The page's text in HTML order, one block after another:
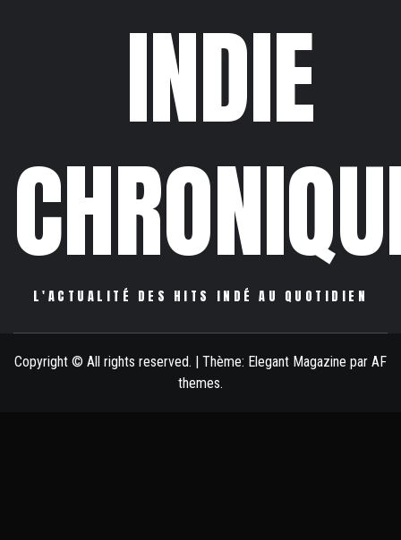
INDIE
L'ACTUALITÉ DES HITS INDÉ AU QUOTIDIEN
Copyright © All rights reserved. | Thème: Elegant Magazine par AF
themes.